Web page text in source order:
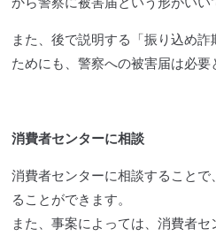
また、後で説明する「振り込め詐
ためにも、警察への被害届は必要
消費者センターに相談
消費者センターに相談すること
ることができます。
また、事案によっては、消費者セ